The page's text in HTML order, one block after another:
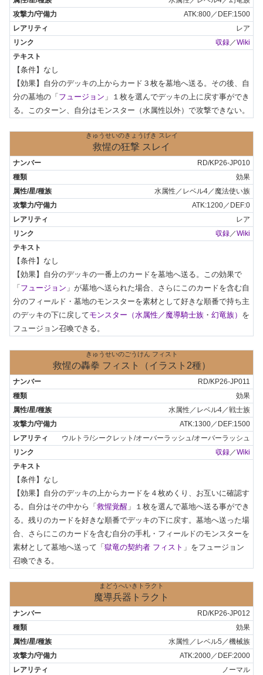
ATK:800／DEF:1500
レア
収録／Wiki
【条件】なし
【効果】自分のデッキの上からカード３枚を墓地へ送る。その後、自
分の墓地の「 フュージョン 」１枚を選んでデッキの上に戻す事ができ
る。このターン、自分はモンスター（水属性以外）で攻撃できない。
きゅうせいのきょうげき スレイ
救惺の狂撃 スレイ
RD/KP26-JP010
効果
水属性／レベル4／魔法使い族
ATK:1200／DEF:0
レア
収録／Wiki
【条件】なし
【効果】自分のデッキの一番上のカードを墓地へ送る。この効果で
「 フュージョン 」が墓地へ送られた場合、さらにこのカードを含む自
分のフィールド・墓地のモンスターを素材として好きな順番で持ち主
のデッキの下に戻してモンスター（水属性／魔導騎士族 ・ 幻竜族） を
フュージョン召喚できる。
きゅうせいのごうけん フィスト
救惺の轟拳 フィスト（イラスト2種）
RD/KP26-JP011
効果
水属性／レベル4／戦士族
ATK:1300／DEF:1500
ウルトラ/シークレット/オーバーラッシュ/オーバーラッシュ
収録 ／Wiki
【条件】なし
【効果】自分のデッキの上からカードを４枚めくり、お互いに確認す
る。自分はその中から「救惺覚醒 」１枚を選んで墓地へ送る事ができ
る。残りのカードを好きな順番でデッキの下に戻す。墓地へ送った場
合、さらにこのカードを含む自分の手札・フィールドのモンスターを
素材として墓地へ送って「獄竜の契約者 フィスト 」をフュージョン
召喚できる。
まどうへいきトラクト
魔導兵器トラクト
RD/KP26-JP012
効果
水属性／レベル5／機械族
ATK:2000／DEF:2000
ノーマル